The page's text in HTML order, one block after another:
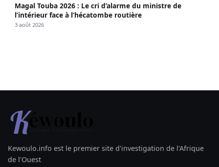
Magal Touba 2026 : Le cri d’alarme du ministre de
l’intérieur face à l’hécatombe routière
3 août 2026
Kewoulo.info est le premier site d'investigation de l'Afrique
de l'Ouest